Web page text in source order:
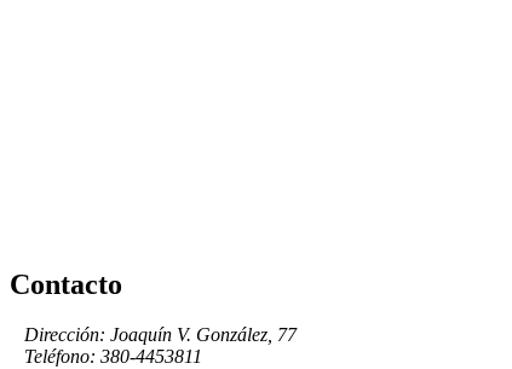
Contacto
Dirección: Joaquín V. González, 77
Teléfono: 380-4453811